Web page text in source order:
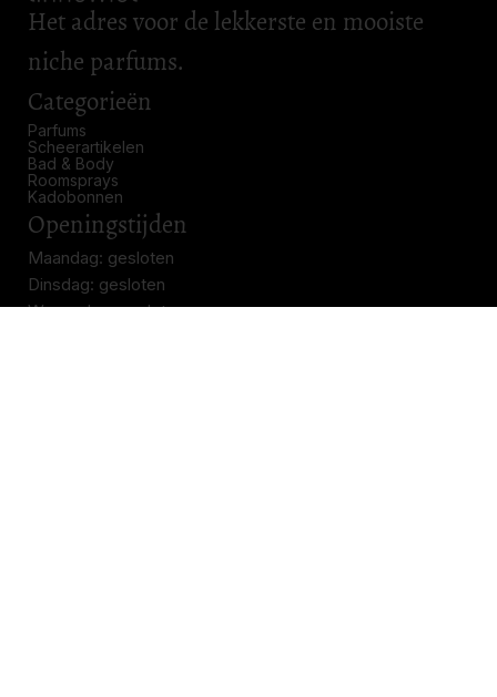
Het adres voor de lekkerste en mooiste
niche parfums.
Categorieën
Parfums
Scheerartikelen
Bad & Body
Roomsprays
Kadobonnen
Openingstijden
Maandag: gesloten
Dinsdag: gesloten
Woensdag: gesloten